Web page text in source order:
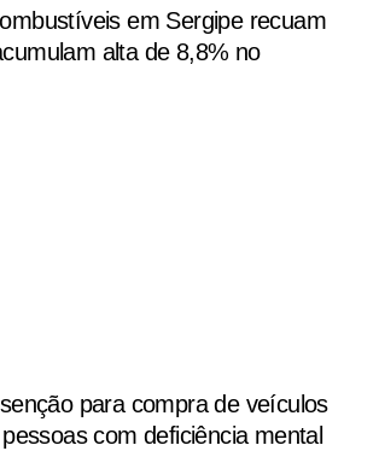
em Sergipe recuam
alta de 8,8% no
para compra de veículos
com deficiência mental